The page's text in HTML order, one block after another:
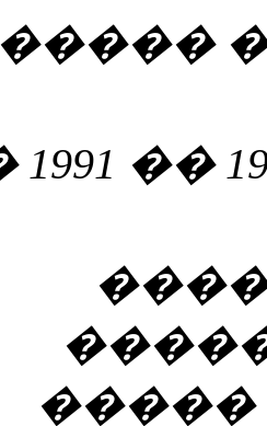
�
1991 ��
�����